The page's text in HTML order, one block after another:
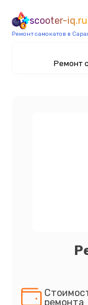
scooter-iq.ru
Ремонт самокатов в
Ремонт
ремонта